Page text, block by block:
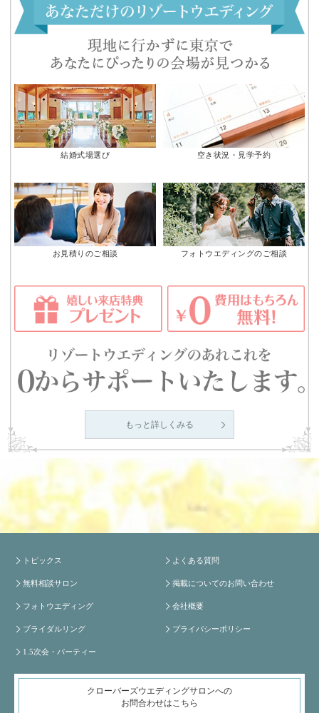
結婚式場選び 空き状況・見学予約
お見積りのご相談 フォトウエディングのご相談
もっと詳しくみる
トピックス
無料相談サロン
フォトウエディング
ブライダルリング
1.5次会・パーティー
よくある質問
掲載についてのお問い合わせ
会社概要
プライバシーポリシー
クローバーズウエディングサロンへの
お問合わせはこちら